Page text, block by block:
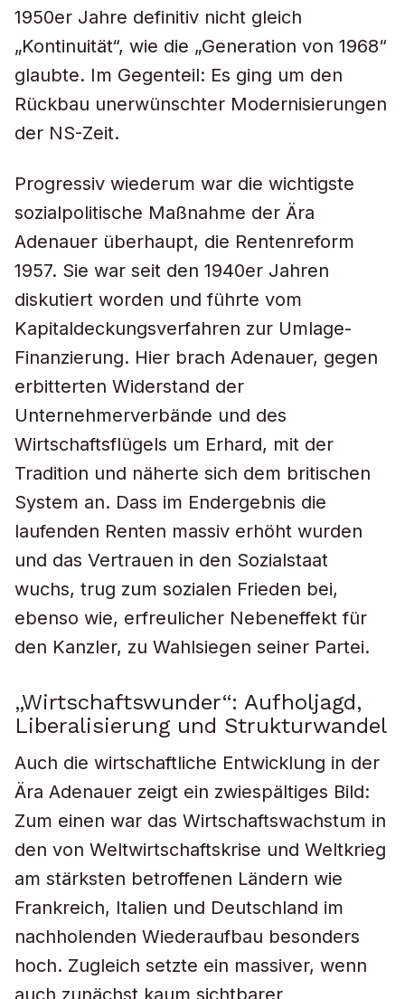
1950er Jahre definitiv nicht gleich
„Kontinuität“, wie die „Generation von 1968“
glaubte. Im Gegenteil: Es ging um den
Rückbau unerwünschter Modernisierungen
der NS-Zeit.
Progressiv wiederum war die wichtigste
sozialpolitische Maßnahme der Ära
Adenauer überhaupt, die Rentenreform
1957. Sie war seit den 1940er Jahren
diskutiert worden und führte vom
Kapitaldeckungsverfahren zur Umlage-
Finanzierung. Hier brach Adenauer, gegen
erbitterten Widerstand der
Unternehmerverbände und des
Wirtschaftsflügels um Erhard, mit der
Tradition und näherte sich dem britischen
System an. Dass im Endergebnis die
laufenden Renten massiv erhöht wurden
und das Vertrauen in den Sozialstaat
wuchs, trug zum sozialen Frieden bei,
ebenso wie, erfreulicher Nebeneffekt für
den Kanzler, zu Wahlsiegen seiner Partei.
„Wirtschaftswunder“: Aufholjagd,
Liberalisierung und Strukturwandel
Auch die wirtschaftliche Entwicklung in der
Ära Adenauer zeigt ein zwiespältiges Bild:
Zum einen war das Wirtschaftswachstum in
den von Weltwirtschaftskrise und Weltkrieg
am stärksten betroffenen Ländern wie
Frankreich, Italien und Deutschland im
nachholenden Wiederaufbau besonders
hoch. Zugleich setzte ein massiver, wenn
auch zunächst kaum sichtbarer